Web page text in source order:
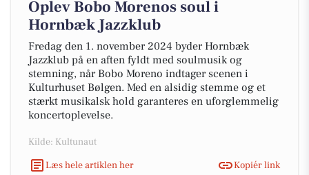
Oplev Bobo Morenos soul i
Hornbæk Jazzklub
Fredag den 1. november 2024 byder Hornbæk
Jazzklub på en aften fyldt med soulmusik og
stemning, når Bobo Moreno indtager scenen i
Kulturhuset Bølgen. Med en alsidig stemme og et
stærkt musikalsk hold garanteres en uforglemmelig
koncertoplevelse.
Kilde: Kultunaut
Læs hele artiklen her
Kopiér link